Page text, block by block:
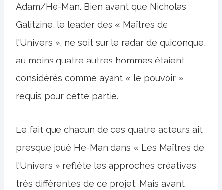
Adam/He-Man. Bien avant que Nicholas
Galitzine, le leader des « Maîtres de
l'Univers », ne soit sur le radar de quiconque,
au moins quatre autres hommes étaient
considérés comme ayant « le pouvoir »
requis pour cette partie.
Le fait que chacun de ces quatre acteurs ait
presque joué He-Man dans « Les Maîtres de
l'Univers » reflète les approches créatives
très différentes de ce projet. Mais avant